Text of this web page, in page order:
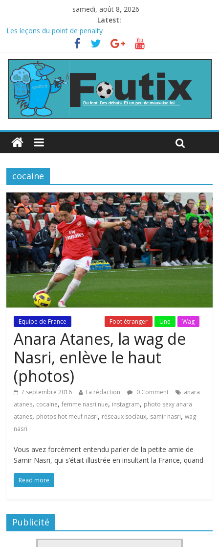
samedi, août 8, 2026
Latest:
Les leçons du point de penalty
Le football italien retombe dans le chaos
La FIFA veut vendre une part de la Coupe du monde à des fonds
privés, la planète football s’insurge
Les curiosités de la Coupe du monde
L’Inde et la Chine, trop mauvais au football ?
cocaine
Equipe de France Foot étranger Une Wag
Anara Atanes, la wag de
Nasri, enlève le haut
(photos)
7 septembre 2016 La rédaction 0 Comment
anara
atanes, cocaine,femme nasri nue, instagram, photo sexy anara
atanes, photos hot meuf nasri, réseaux sociaux, samir nasri,wag
nasri
Vous avez forcément entendu parler de la petite amie de
Samir Nasri, qui s’était illustrée en insultant la France, quand
Read more
Publicité